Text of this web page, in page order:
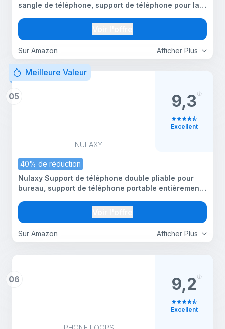
Afficher Plus
Sur Amazon
sangle de téléphone, support de téléphone pour la
téléphone pour la main - Support pour doigt de
Meilleure Valeur
05
NULAXY
40% de réduction
Afficher Plus
Sur Amazon
Nulaxy Support de téléphone double pliable pour
bureau, support de téléphone portable entièrement
avec Kindle pour bureau, compatible avec appareils
9,3
Excellent
06 9,2
Excellent